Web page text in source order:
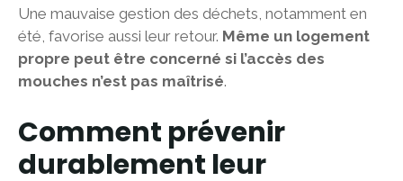
Une mauvaise gestion des déchets, notamment en
été, favorise aussi leur retour. Même un logement
propre peut être concerné si l’accès des
mouches n’est pas maîtrisé.
Comment prévenir
durablement leur